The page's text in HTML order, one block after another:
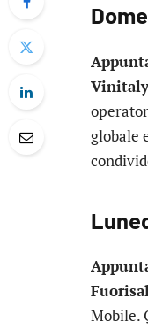
Vinitaly
globale
Mobile.